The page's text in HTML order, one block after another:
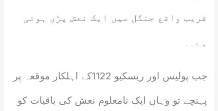
قریب واقع جنگل میں ایک نعش پڑی ہوئی
ہے۔۔
جب پولیس اور ریسکیو 1122کے اہلکار موقعہ پر
پہنچے تو وہاں ایک نامعلوم نعش کی باقیات کو